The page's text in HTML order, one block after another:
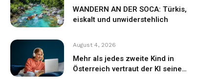
WANDERN AN DER SOCA: Türkis,
eiskalt und unwiderstehlich
August 4, 2026
Mehr als jedes zweite Kind in
Österreich vertraut der KI seine